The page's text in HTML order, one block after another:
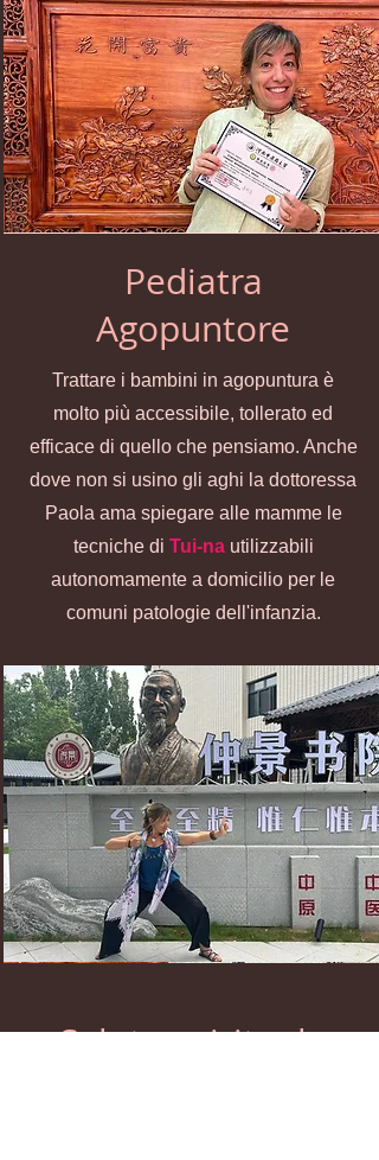
Pediatra
Agopuntore
Trattare i bambini in agopuntura è
molto più accessibile, tollerato ed
efficace di quello che pensiamo. Anche
dove non si usino gli aghi la dottoressa
Paola ama spiegare alle mamme le
tecniche di Tui-na utilizzabili
autonomamente a domicilio per le
comuni patologie dell'infanzia.
Salute spirituale